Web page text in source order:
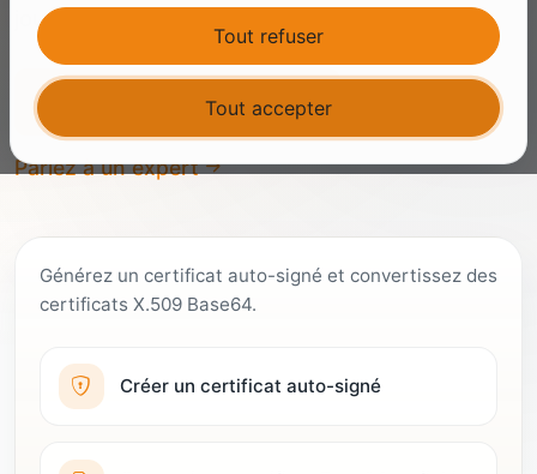
journalisons aucun certificat.
Commencez gratuitement
Parlez à un expert
Générez un certificat auto-signé et convertissez des
certificats X.509 Base64.
Créer un certificat auto-signé
Tout refuser
Tout accepter